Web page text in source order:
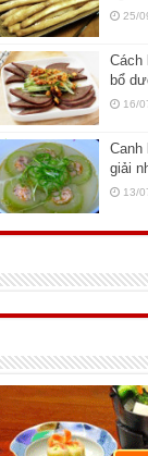
25/
Cách
bổ
16/
Canh
giải
13/